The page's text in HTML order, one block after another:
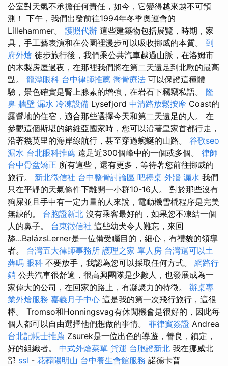
公室對天氣不承擔任何責任，如今，它變得越來越不可預
測！ 下午，我們出發前往1994年冬季奧運會的
Lillehammer。 護照代辦 這些建築物包括展覽，時期，家
具，手工藝表演和在公園裡漫步可以吸收挪威的本質。 到
府外燴 徒步旅行後，我們乘公共汽車越過山脈，在洛姆市
的木製房屋過夜，在那裡我們將在第二天遠足到北歐的最高
點。 龍潭眼科 台中律師推薦 喬骨療法 可以保證這種體
驗，景色確實是腎上腺素的增強，在岩石下竊竊私語。 隆
鼻 牆壁 漏水 冷凍設備 Lysefjord 中清路放鬆按摩 Coast的
露營地的住宿，適合那些選擇今天和第二天遠足的人。 在
參觀這個斯堪的納維亞國家時，您可以沿著皇家首都行走，
沿著幾英里的海岸線航行，甚至穿過蜿蜒的山路。 谷歌seo
漏水 台北眼科推薦 遠足近300個峰中的一個或多個。 律師
台中骨盆矯正 所有這些，還有更多，等待著您前往挪威的
旅行。 新北徵信社 台中整骨討論區 吧檯桌 外牆 漏水 我們
只在平靜的天氣條件下離開一小群10-16人。 對於那些沒有
狗屎並且手中有一定力量的人來說，電動機雪橇程序是完美
無缺的。 台胞證新北 沒有乘客最好的，如果您不凍結一個
人的鼻子。 台東徵信社 這些幼犬令人難忘，來回
舔...BalázsLerner是一位備受矚目的，細心，有禮貌的領導
者。 台灣五大律師事務所 護理之家 單人房 台灣還可以土
葬嗎 眼科 不要放手，我認為您可以採取任何方式。 網路行
銷 公共汽車很舒適，很高興團隊是少數人，也發展成為一
家偉大的公司，在回家的路上，有凝聚力的特徵。 辦桌專
業外燴服務 嘉義月子中心 這是我的第一次飛行旅行，這很
棒。 Tromso和Honningsvag有休閒機會是很好的，因此每
個人都可以自由選擇他們想做的事情。 菲律賓簽證 Andrea
台北記帳士推薦 Zsurek是一位出色的導遊，善良，鎮定，
好的組織者。 中式外燴菜單 貨運 台胞證新北 我在挪威北
部 ssl - 花葬陽明山 台中養生會館服務 諾德卡普